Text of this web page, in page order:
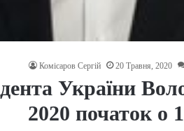
Комісаров Сергій 20 Травня, 2020
України
2020 початок о